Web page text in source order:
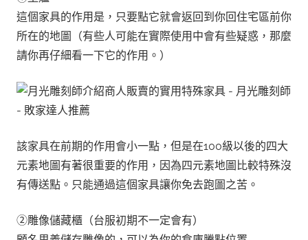
這個家具的作用是，只要點它就會返回到你回住宅區前你
所在的地圖
（有些人可能在實際使用中會有些疑惑，那麼
請你再仔細看一下它的作用。）
該家具在前期的作用會小一點，但是在100級以後的四大
元素地圖有著很重要的作用，因為四元素地圖比較特殊沒
有傳送點。只能通過這個家具讓你免去跑圖之苦。
②雕像儲藏櫃（台服初期不一定會有）